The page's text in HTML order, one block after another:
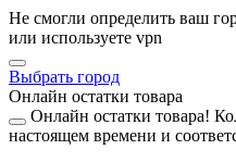
Не смогли определить ваш
или используете vpn
Выбрать город
Онлайн остатки товара
Онлайн остатки товара!
настоящем времени и